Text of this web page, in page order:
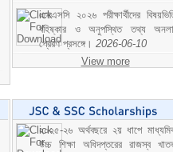
এসএসসি ২০২৬ পরীক্ষার্থীদের
বহিষ্কার ও অনুপস্থিত তথ্য
প্রেরণ প্রসঙ্গে। 2026-06-10
View more
২০২৫-২৬ অর্থবছরে ২য় ধাপে
উচ্চ শিক্ষা অধিদপ্তরের রাজস্ব